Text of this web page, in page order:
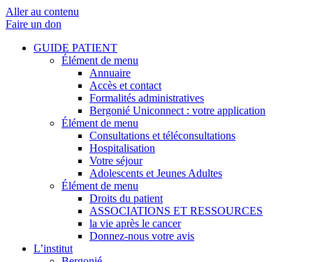
Aller au contenu
Faire un don
GUIDE PATIENT
Élément de menu
Annuaire
Accès et contact
Formalités administratives
Bergonié Uniconnect : votre application
Élément de menu
Consultations et téléconsultations
Hospitalisation
Votre séjour
Adolescents et Jeunes Adultes
Élément de menu
Droits du patient
ASSOCIATIONS ET RESSOURCES
la vie après le cancer
Donnez-nous votre avis
L’institut